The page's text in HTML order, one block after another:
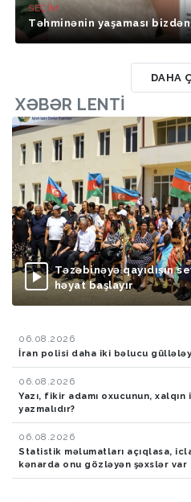
SEÇIM
Təhminənin yaşaması bizdən
DAHA
XƏBƏR LENTI
Təzəbinəyə qayıdışın
həyat başlayır
06.08.2026
İran polisi daha iki bəlucu
06.08.2026
Yazı, fikir adamı oxucunun,
yazmalıdır?
06.08.2026
Statistik məlumatları açıqlasa,
kənarda onu gözləyən şəxslər var